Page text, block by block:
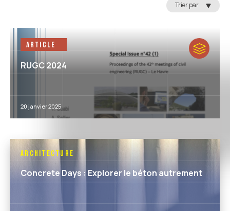
Trier par
Article
RUGC 2024
20 janvier 2025
Architecture
Concrete Days : Explorer le béton autrement